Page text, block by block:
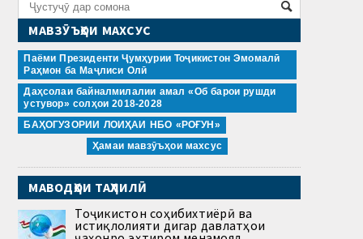
МАВЗӮЪҲОИ МАХСУС
Паёми Президенти Ҷумҳурии Тоҷикистон Эмомалӣ
Раҳмон ба Маҷлиси Олӣ
Даҳсолаи байналмилалии амал «Об барои рушди
устувор» солҳои 2018-2028
БАҲОГУЗОРИИ ЛОИҲАИ НБО «РОҒУН»
Ҳамаи мавзӯъҳои махсус
МАВОДҲОИ ТАҲЛИЛӢ
Тоҷикистон соҳибихтиёрӣ ва
истиқлолияти дигар давлатҳои